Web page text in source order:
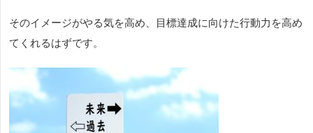
そのイメージがやる気を高め、目標達成に向けた行動力を高め
てくれるはずです。